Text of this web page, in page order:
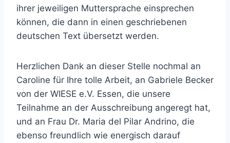
ihrer jeweiligen Muttersprache einsprechen
können, die dann in einen geschriebenen
deutschen Text übersetzt werden.
Herzlichen Dank an dieser Stelle nochmal an
Caroline für Ihre tolle Arbeit, an Gabriele Becker
von der WIESE e.V. Essen, die unsere
Teilnahme an der Ausschreibung angeregt hat,
und an Frau Dr. Maria del Pilar Andrino, die
ebenso freundlich wie energisch darauf